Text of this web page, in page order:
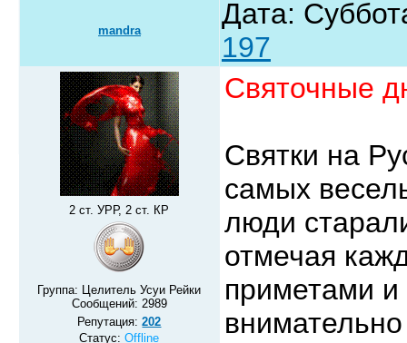
mandra
Дата:
197
2 ст. УРР, 2 ст. КР
Группа: Целитель Усуи Рейки
Сообщений: 2989
Репутация:202
Статус:Offline
Святочные
Святки на
самых
люди
отмечая
приметами